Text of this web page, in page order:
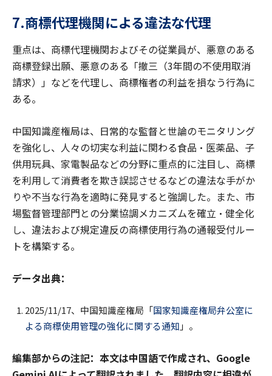
7.商標代理機関による違法な代理
重点は、商標代理機関およびその従業員が、悪意のある
商標登録出願、悪意のある「撤三（3年間の不使用取消
請求）」などを代理し、商標権者の利益を損なう行為に
ある。
中国知識産権局は、日常的な監督と世論のモニタリング
を強化し、人々の切実な利益に関わる食品・医薬品、子
供用玩具、家電製品などの分野に重点的に注目し、商標
を利用して消費者を欺き誤認させるなどの違法な手がか
りや不当な行為を適時に発見すると強調した。また、市
場監督管理部門との分業協調メカニズムを確立・健全化
し、違法および規定違反の商標使用行為の通報受付ルー
トを構築する。
データ出典：
2025/11/17、中国知識産権局「国家知識産権局弁公室に
よる商標使用管理の強化に関する通知 」。
編集部からの注記：本文は中国語で作成され、Google